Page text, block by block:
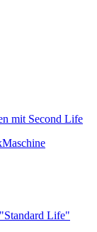
mit Second Life
Life"